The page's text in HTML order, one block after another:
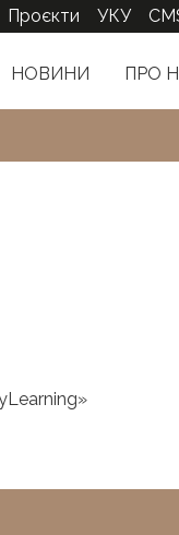
НОВИНИ ПРО
Проєкти УКУ